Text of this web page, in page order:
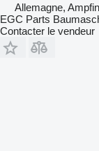
Allemagne,
EGC Parts
Contacter le vendeur